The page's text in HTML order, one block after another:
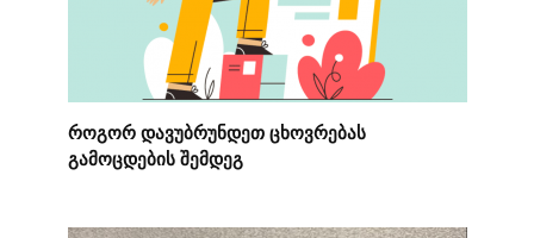
როგორ დავუბრუნდეთ ცხოვრებას
გამოცდების შემდეგ